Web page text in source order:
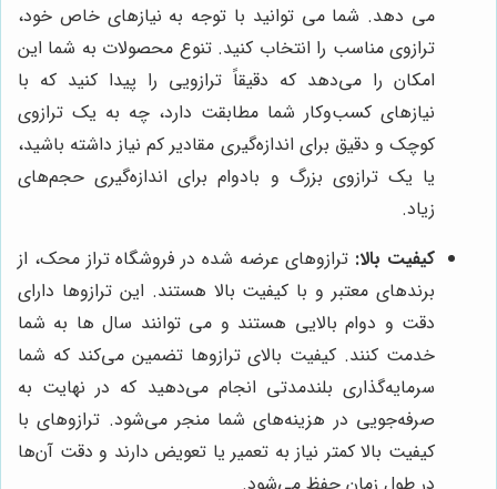
می دهد. شما می توانید با توجه به نیازهای خاص خود،
ترازوی مناسب را انتخاب کنید. تنوع محصولات به شما این
امکان را می‌دهد که دقیقاً ترازویی را پیدا کنید که با
نیازهای کسب‌وکار شما مطابقت دارد، چه به یک ترازوی
کوچک و دقیق برای اندازه‌گیری مقادیر کم نیاز داشته باشید،
یا یک ترازوی بزرگ و بادوام برای اندازه‌گیری حجم‌های
زیاد.
کیفیت بالا: ترازوهای عرضه شده در فروشگاه تراز محک، از
برندهای معتبر و با کیفیت بالا هستند. این ترازوها دارای
دقت و دوام بالایی هستند و می توانند سال ها به شما
خدمت کنند. کیفیت بالای ترازوها تضمین می‌کند که شما
سرمایه‌گذاری بلندمدتی انجام می‌دهید که در نهایت به
صرفه‌جویی در هزینه‌های شما منجر می‌شود. ترازوهای با
کیفیت بالا کمتر نیاز به تعمیر یا تعویض دارند و دقت آن‌ها